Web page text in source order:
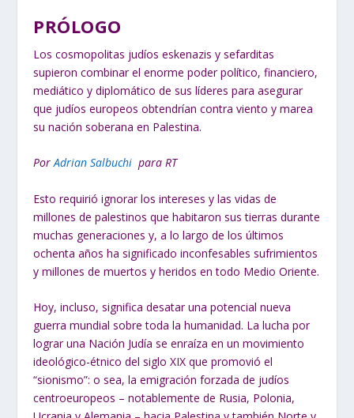
PRÓLOGO
Los cosmopolitas judíos eskenazis y sefarditas
supieron combinar el enorme poder político, financiero,
mediático y diplomático de sus líderes para asegurar
que judíos europeos obtendrían contra viento y marea
su nación soberana en Palestina.
PorAdrian Salbuchi para RT
Esto requirió ignorar los intereses y las vidas de
millones de palestinos que habitaron sus tierras durante
muchas generaciones y, a lo largo de los últimos
ochenta años ha significado inconfesables sufrimientos
y millones de muertos y heridos en todo Medio Oriente.
Hoy, incluso, significa desatar una potencial nueva
guerra mundial sobre toda la humanidad. La lucha por
lograr una Nación Judía se enraíza en un movimiento
ideológico-étnico del siglo XIX que promovió el
“sionismo”: o sea, la emigración forzada de judíos
centroeuropeos – notablemente de Rusia, Polonia,